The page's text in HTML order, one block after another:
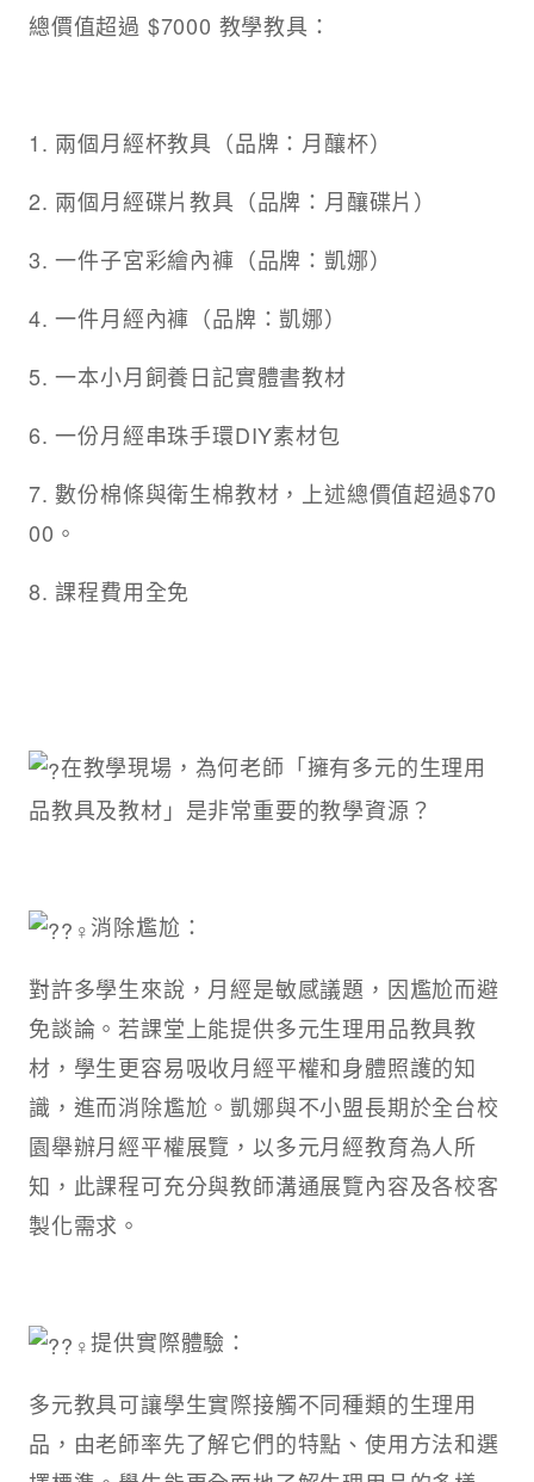
總價值超過 $7000 教學教具：
1. 兩個月經杯教具（品牌：月釀杯）
2. 兩個月經碟片教具（品牌：月釀碟片）
3. 一件子宮彩繪內褲（品牌：凱娜）
4. 一件月經內褲（品牌：凱娜）
5. 一本小月飼養日記實體書教材
6. 一份月經串珠手環DIY素材包
7. 數份棉條與衛生棉教材，上述總價值超過$70
00。
8. 課程費用全免
在教學現場，為何老師「擁有多元的生理用
品教具及教材」是非常重要的教學資源？
消除尷尬：
對許多學生來說，月經是敏感議題，因尷尬而避
免談論。若課堂上能提供多元生理用品教具教
材，學生更容易吸收月經平權和身體照護的知
識，進而消除尷尬。凱娜與不小盟長期於全台校
園舉辦月經平權展覽，以多元月經教育為人所
知，此課程可充分與教師溝通展覽內容及各校客
製化需求。
提供實際體驗：
多元教具可讓學生實際接觸不同種類的生理用
品，由老師率先了解它們的特點、使用方法和選